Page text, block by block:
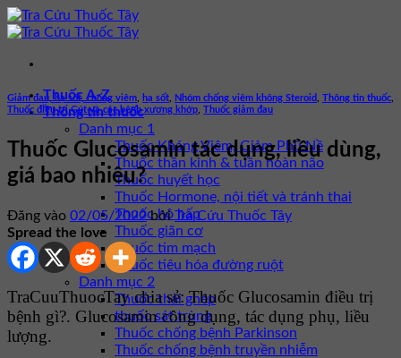
Bỏ
qua
dung
Thuốc A-Z
Thông tin thuốc
Danh mục 1
Thuốc Kháng Viêm, Giảm Phù Nề
Thuốc thần kinh & tuần hoàn não
Thuốc huyết học
Thuốc Hormone, nội tiết và tránh thai
Thuốc hô hấp
Thuốc giãn cơ
Thuốc tim mạch
Thuốc tiêu hóa đường ruột
Danh mục 2
Thuốc thải ghép
thuốc sát trùng
Thuốc chống bệnh Parkinson
Thuốc chống bệnh truyền nhiễm
Giảm đau, hạ sốt, chống viêm hạ sốt Nhóm chống viêm không Steroid Thông tin thuốc
Thuốc điều trị Gút và các bệnh xương khớp Thuốc giảm đau
Thuốc Glucosamin tác dụng, liều dùng,
giá bao nhiêu?
Đăng vào 02/05/2022 bởiTra Cứu Thuốc Tây
Spread the love
TraCuuThuocTay chia sẻ: Thuốc Glucosamin điều trị
bệnh gì?. Glucosamin công dụng, tác dụng phụ, liều
lượng.